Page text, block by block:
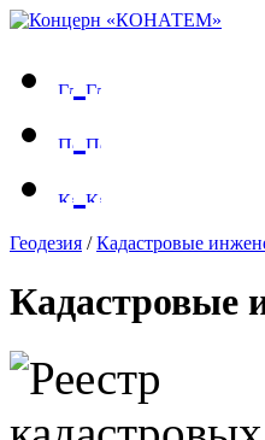
Геодезия /Кадастровые
Кадастровые